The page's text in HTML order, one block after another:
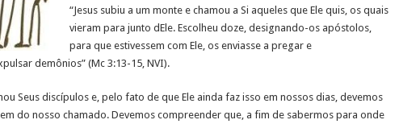
“Jesus subiu a um monte e chamou a Si aqueles que Ele quis, os quais
vieram para junto dEle. Escolheu doze, designando-os apóstolos,
para que estivessem com Ele, os enviasse a pregar e
demônios” (Mc 3:13-15, NVI).
Seus discípulos e, pelo fato de que Ele ainda faz isso em nossos dias, devemos
do nosso chamado. Devemos compreender que, a fim de sabermos para onde